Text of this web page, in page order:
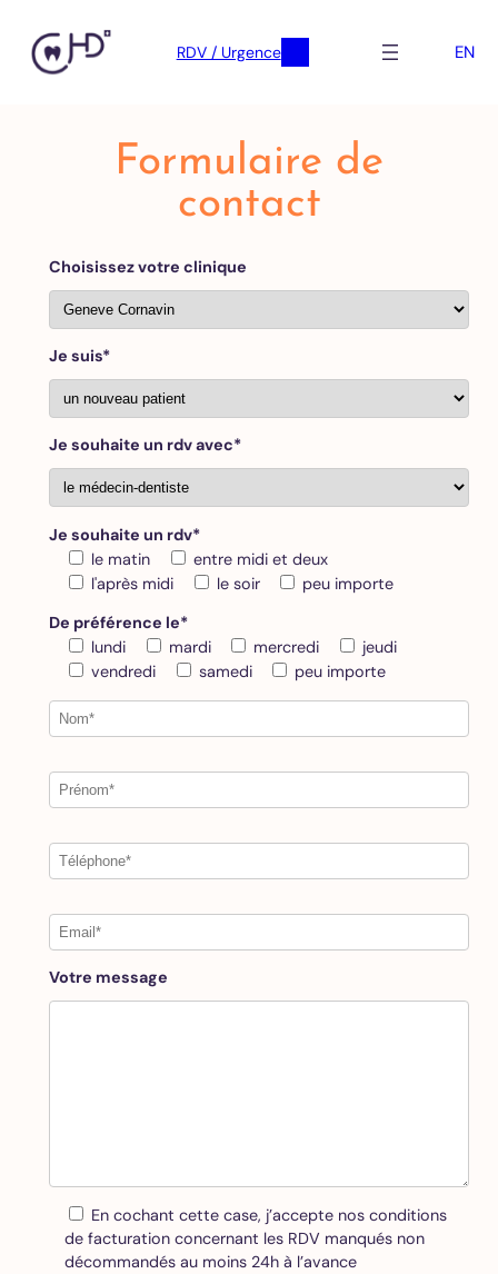
RDV / Urgence EN
Formulaire de
contact
Choisissez votre clinique
Je suis*
Je souhaite un rdv avec*
Je souhaite un rdv*
le matin
entre midi et deux
l'après midi
le soir
peu importe
De préférence le*
lundi
mardi mercredi
jeudi
vendredi
samedi peu importe
Votre message
En cochant cette case, j’accepte nos conditions
de facturation concernant les RDV manqués non
décommandés au moins 24h à l’avance